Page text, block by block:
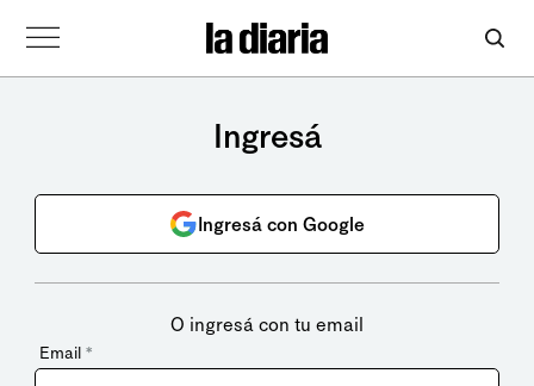
Ingresá
Ingresá con Google
O ingresá con tu email
Email *